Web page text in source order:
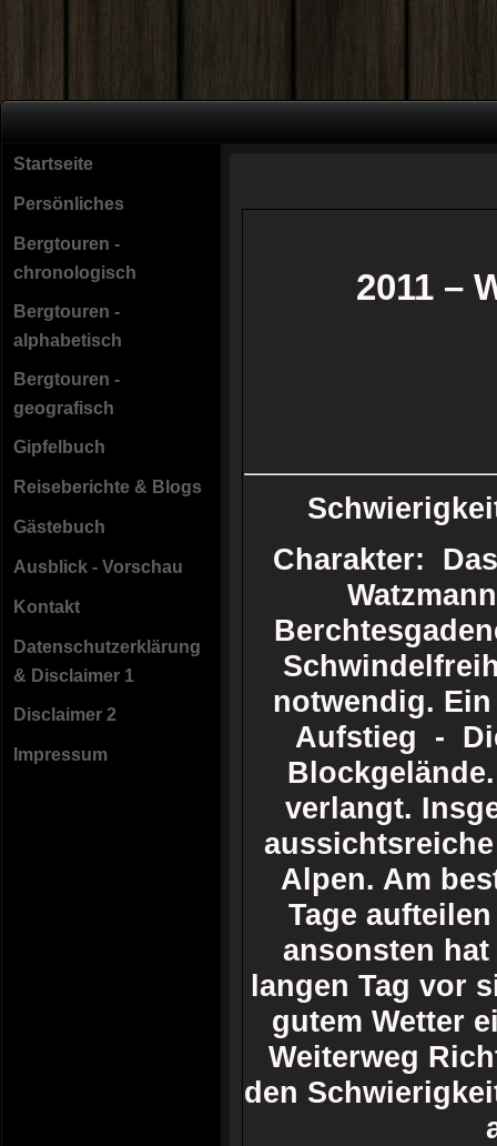
Startseite
Persönliches
Bergtouren -
chronologisch
Bergtouren -
alphabetisch
Bergtouren -
geografisch
Gipfelbuch
Reiseberichte & Blogs
Gästebuch
Ausblick - Vorschau
Kontakt
Datenschutzerklärung
& Disclaimer 1
Disclaimer 2
Impressum
2011 –
Charakter:
notwendig.
Aufstieg -
verlangt.
Alpen. Am
Tage
ansonsten
langen Tag vor
gutem Wetter
Weiterweg
den